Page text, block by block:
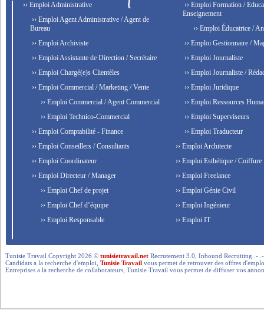
›› Emploi Administrative
›› Emploi Agent Administrative / Agent de
Bureau
›› Emploi Archiviste
›› Emploi Assistante de Direction / Secrétaire
›› Emploi Chargé(e)s Clientèles
›› Emploi Commercial / Marketing / Vente
›› Emploi Commercial / Agent Commercial
›› Emploi Technico-Commercial
›› Emploi Comptabilité - Finance
›› Emploi Conseillers / Consultants
›› Emploi Coordinateur
›› Emploi Directeur / Manager
›› Emploi Chef de projet
›› Emploi Chef d’équipe
›› Emploi Responsable
›› Emploi Formation /
Enseignement
›› Emploi Éducatrice /
›› Emploi Gestionnaire /
›› Emploi Journaliste
›› Emploi Journaliste /
›› Emploi Juridique
›› Emploi Ressources
›› Emploi Superviseurs
›› Emploi Traducteur
›› Emploi Architecte
›› Emploi Esthétique / Coiffure
›› Emploi Freelance
›› Emploi Génie Civil
›› Emploi Ingénieur
›› Emploi IT
Tunisie Travail Copyright 2026 ©tunisietravail.net Recrutement 3.0, Inbound Recruiting .-
Candidats a la recherche d'emploi,Tunisie Travail vous permet de retrouver des offres
Entreprises a la recherche de collaborateurs, Tunisie Travail vous permet de diffuser vos